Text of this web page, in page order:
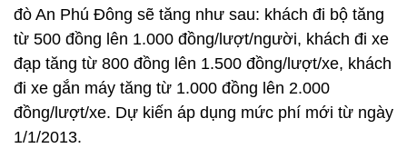
đò An Phú Đông sẽ tăng như sau: khách đi bộ tăng
từ 500 đồng lên 1.000 đồng/lượt/người, khách đi xe
đạp tăng từ 800 đồng lên 1.500 đồng/lượt/xe, khách
đi xe gắn máy tăng từ 1.000 đồng lên 2.000
đồng/lượt/xe. Dự kiến áp dụng mức phí mới từ ngày
1/1/2013.